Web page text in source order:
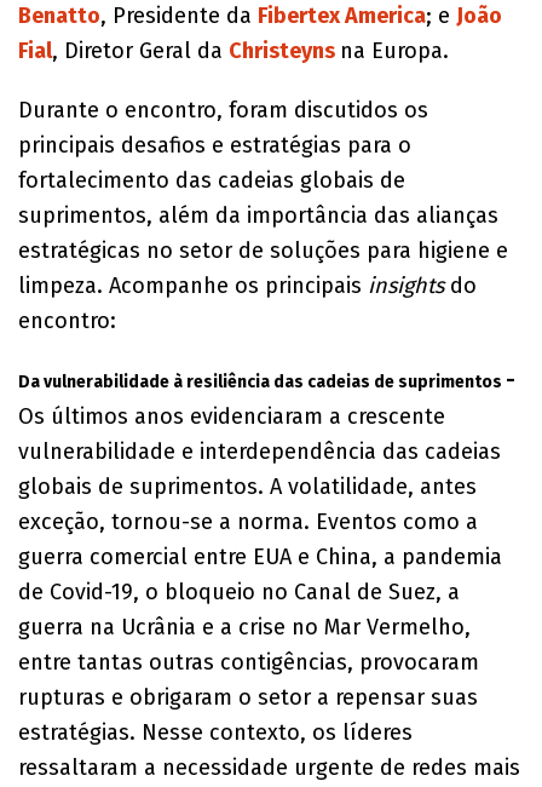
Benatto, Presidente da Fibertex America; e João
Fial, Diretor Geral da Christeyns na Europa.
Durante o encontro, foram discutidos os
principais desafios e estratégias para o
fortalecimento das cadeias globais de
suprimentos, além da importância das alianças
estratégicas no setor de soluções para higiene e
limpeza. Acompanhe os principais insightsdo
encontro:
Da vulnerabilidade à resiliência das cadeias de suprimentos -
Os últimos anos evidenciaram a crescente
vulnerabilidade e interdependência das cadeias
globais de suprimentos. A volatilidade, antes
exceção, tornou-se a norma. Eventos como a
guerra comercial entre EUA e China, a pandemia
de Covid-19, o bloqueio no Canal de Suez, a
guerra na Ucrânia e a crise no Mar Vermelho,
entre tantas outras contigências, provocaram
rupturas e obrigaram o setor a repensar suas
estratégias. Nesse contexto, os líderes
ressaltaram a necessidade urgente de redes mais